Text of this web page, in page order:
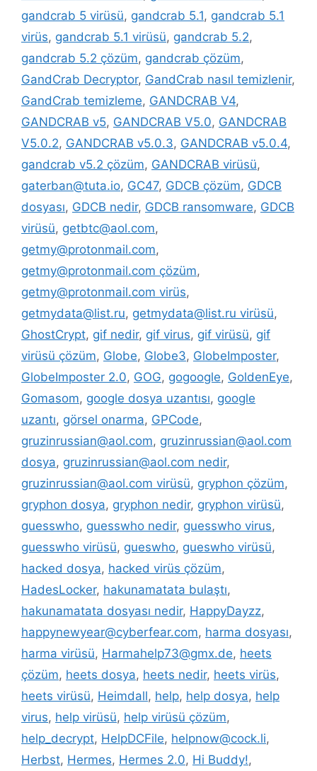
gandcrab 5 virüsü, gandcrab 5.1, gandcrab 5.1
virüs, gandcrab 5.1 virüsü, gandcrab 5.2,
gandcrab 5.2 çözüm, gandcrab çözüm,
GandCrab Decryptor, GandCrab nasıl temizlenir,
GandCrab temizleme, GANDCRAB V4,
GANDCRAB v5, GANDCRAB V5.0, GANDCRAB
V5.0.2, GANDCRAB v5.0.3, GANDCRAB v5.0.4,
gandcrab v5.2 çözüm, GANDCRAB virüsü,
gaterban@tuta.io, GC47, GDCB çözüm, GDCB
dosyası, GDCB nedir, GDCB ransomware, GDCB
virüsü, getbtc@aol.com,
getmy@protonmail.com,
getmy@protonmail.com çözüm,
getmy@protonmail.com virüs,
getmydata@list.ru, getmydata@list.ru virüsü,
GhostCrypt, gif nedir, gif virus, gif virüsü, gif
virüsü çözüm, Globe, Globe3, GlobeImposter,
GlobeImposter 2.0, GOG, gogoogle, GoldenEye,
Gomasom, google dosya uzantısı, google
uzantı, görsel onarma, GPCode,
gruzinrussian@aol.com, gruzinrussian@aol.com
dosya, gruzinrussian@aol.com nedir,
gruzinrussian@aol.com virüsü, gryphon çözüm,
gryphon dosya, gryphon nedir, gryphon virüsü,
guesswho, guesswho nedir, guesswho virus,
guesswho virüsü, gueswho, gueswho virüsü,
hacked dosya, hacked virüs çözüm,
HadesLocker, hakunamatata bulaştı,
hakunamatata dosyası nedir, HappyDayzz,
happynewyear@cyberfear.com, harma dosyası,
harma virüsü, Harmahelp73@gmx.de, heets
çözüm, heets dosya, heets nedir, heets virüs,
heets virüsü, Heimdall, help, help dosya, help
virus, help virüsü, help virüsü çözüm,
help_decrypt, HelpDCFile, helpnow@cock.li,
Herbst, Hermes, Hermes 2.0, Hi Buddy!,